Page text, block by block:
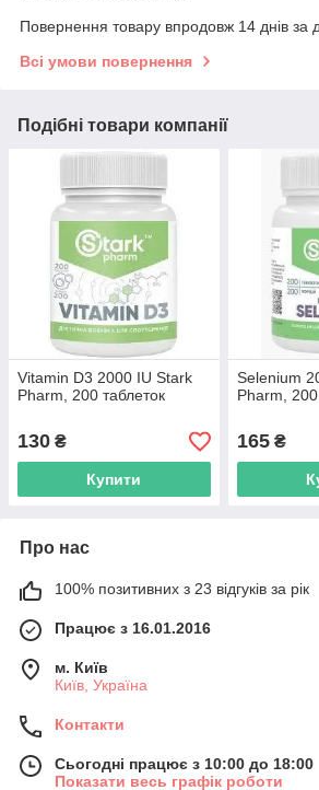
Повернення товару впродовж 14 днів за
Всі умови повернення
Подібні товари компанії
Vitamin D3 2000 IU Stark
Pharm, 200 таблеток
130 ₴
Купити
Selenium
Pharm, 200
165₴
Про нас
100% позитивних з 23 відгуків за рік
Працює з 16.01.2016
м. Київ
Київ, Україна
Контакти
Сьогодні працює з 10:00 до 18:00
Показати весь графік роботи